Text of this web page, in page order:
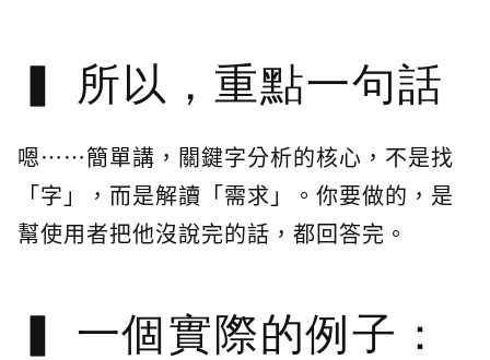
所以，重點一句話
嗯⋯⋯簡單講，關鍵字分析的核心，不是找
「字」，而是解讀「需求」。你要做的，是
幫使用者把他沒說完的話，都回答完。
一個實際的例子：